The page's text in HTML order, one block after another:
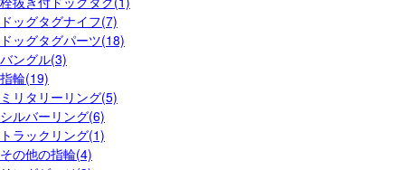
ドッグタグナイフ(7)
ドッグタグパーツ(18)
バングル(3)
指輪(19)
ミリタリーリング(5)
シルバーリング(6)
トラックリング(1)
その他の指輪(4)